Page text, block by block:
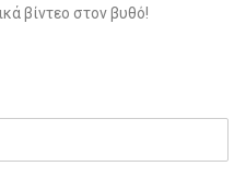
βίντεο στον βυθό!